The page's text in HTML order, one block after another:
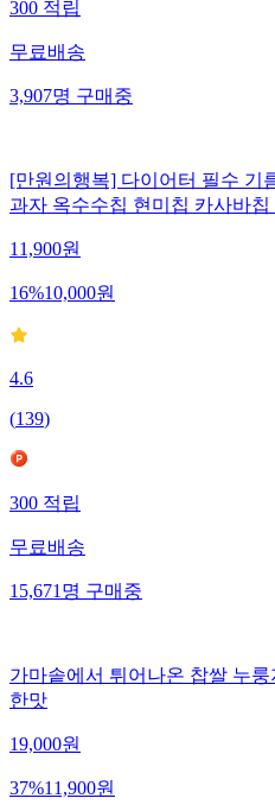
300적립
무료배송
3,907명구매중
[만원의행복] 다이어터 필수 기
과자 옥수수칩 현미칩 카사바칩
11,900원
16%10,000원
4.6
(139)
300적립
무료배송
15,671명구매중
가마솥에서 튀어나온 찹쌀 누
한맛
19,000원
37%11,900원